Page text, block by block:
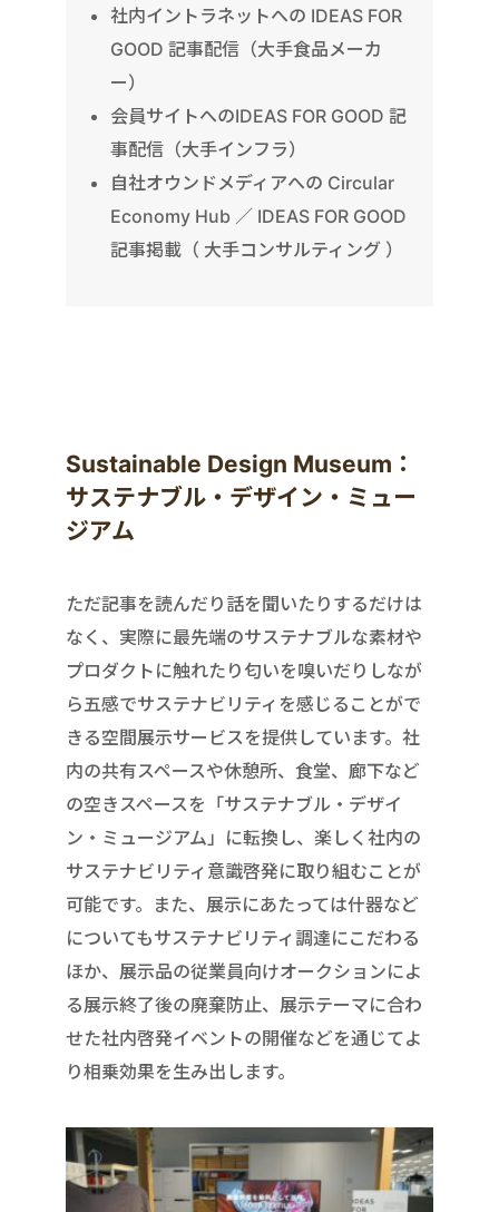
社内イントラネットへの IDEAS FOR
GOOD 記事配信（大手食品メーカ
ー）
会員サイトへのIDEAS FOR GOOD 記
事配信（大手インフラ）
自社オウンドメディアへの Circular
Economy Hub ／ IDEAS FOR GOOD
記事掲載（ 大手コンサルティング ）
Sustainable Design Museum：
サステナブル・デザイン・ミュー
ジアム
ただ記事を読んだり話を聞いたりするだけは
なく、実際に最先端のサステナブルな素材や
プロダクトに触れたり匂いを嗅いだりしなが
ら五感でサステナビリティを感じることがで
きる空間展示サービスを提供しています。社
内の共有スペースや休憩所、食堂、廊下など
の空きスペースを「サステナブル・デザイ
ン・ミュージアム」に転換し、楽しく社内の
サステナビリティ意識啓発に取り組むことが
可能です。また、展示にあたっては什器など
についてもサステナビリティ調達にこだわる
ほか、展示品の従業員向けオークションによ
る展示終了後の廃棄防止、展示テーマに合わ
せた社内啓発イベントの開催などを通じてよ
り相乗効果を生み出します。